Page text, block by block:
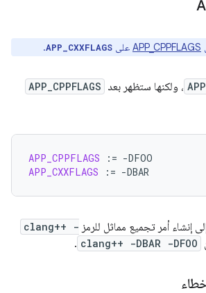
APP_CPPFLAGS على APP_CXXFLAGS
.
، ولكنها ستظهر بعد APP_CPPFLAGS
APP_CPPFLAGS :=
APP_CXXFLAGS
:=
إنشاء أمر تجميع مماثل للرمز clang++ -
clang++ -DBAR -DFOO
.